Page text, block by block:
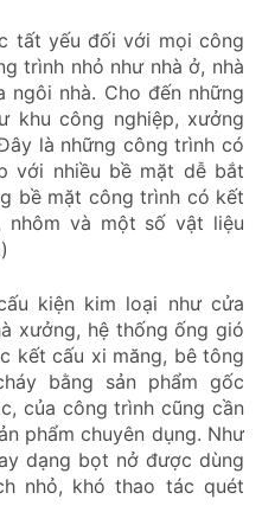
tất yếu đối với mọi công
trình nhỏ như nhà ở, nhà
ngôi nhà. Cho đến những
khu công nghiệp, xưởng
là những công trình có
với nhiều bề mặt dễ bắt
bề mặt công trình có kết
nhôm và một số vật liệu
kiện kim loại như cửa
xưởng, hệ thống ống gió
kết cấu xi măng, bê tông
bằng sản phẩm gốc
của công trình cũng cần
phẩm chuyên dụng. Như
dạng bọt nở được dùng
nhỏ, khó thao tác quét